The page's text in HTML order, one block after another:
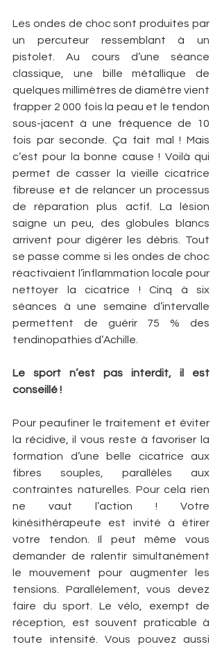
Les ondes de choc sont produites par
un percuteur ressemblant à un
pistolet. Au cours d’une séance
classique, une bille métallique de
quelques millimètres de diamètre vient
frapper 2 000 fois la peau et le tendon
sous-jacent à une fréquence de 10
fois par seconde. Ça fait mal ! Mais
c’est pour la bonne cause ! Voilà qui
permet de casser la vieille cicatrice
fibreuse et de relancer un processus
de réparation plus actif. La lésion
saigne un peu, des globules blancs
arrivent pour digérer les débris. Tout
se passe comme si les ondes de choc
réactivaient l’inflammation locale pour
nettoyer la cicatrice ! Cinq à six
séances à une semaine d’intervalle
permettent de guérir 75 % des
tendinopathies d’Achille.
Le sport n’est pas interdit, il est
conseillé !
Pour peaufiner le traitement et éviter
la récidive, il vous reste à favoriser la
formation d’une belle cicatrice aux
fibres souples, parallèles aux
contraintes naturelles. Pour cela rien
ne vaut l’action ! Votre
kinésithérapeute est invité à étirer
votre tendon. Il peut même vous
demander de ralentir simultanément
le mouvement pour augmenter les
tensions. Parallèlement, vous devez
faire du sport. Le vélo, exempt de
réception, est souvent praticable à
toute intensité. Vous pouvez aussi